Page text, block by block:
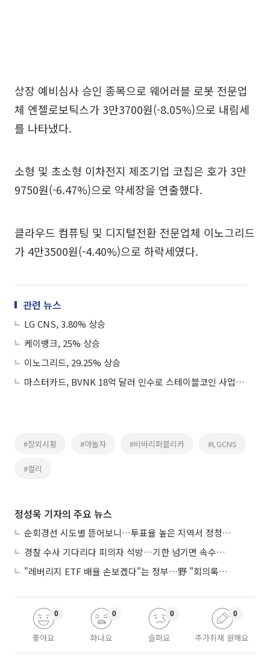
상장 예비심사 승인 종목으로 웨어러블 로봇 전문업
체 엔젤로보틱스가 3만3700원(-8.05%)으로 내림세
를 나타냈다.
소형 및 초소형 이차전지 제조기업 코칩은 호가 3만
9750원(-6.47%)으로 약세장을 연출했다.
클라우드 컴퓨팅 및 디지털전환 전문업체 이노그리드
가 4만3500원(-4.40%)으로 하락세였다.
관련 뉴스
LG CNS, 3.80% 상승
케이뱅크, 25% 상승
이노그리드, 29.25% 상승
마스터카드, BVNK 18억 달러 인수로 스테이블코인 사업 본격 확장
#장외시황 #야놀자 #비바리퍼블리카 #LGCNS
#컬리
정성욱 기자의 주요 뉴스
순회경선 시도별 뜯어보니…투표율 높은 지역서 정청래 강세
경찰 수사 기다리다 피의자 석방…기한 넘기면 속수무책
"레버리지 ETF 배율 손보겠다"는 정부…野 "회의록부터 내놔야"
좋아요
0
화나요
0
슬퍼요
0
추가취재 원해요
0